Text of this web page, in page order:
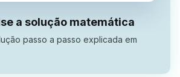
a solução matemática
passo a passo explicada em